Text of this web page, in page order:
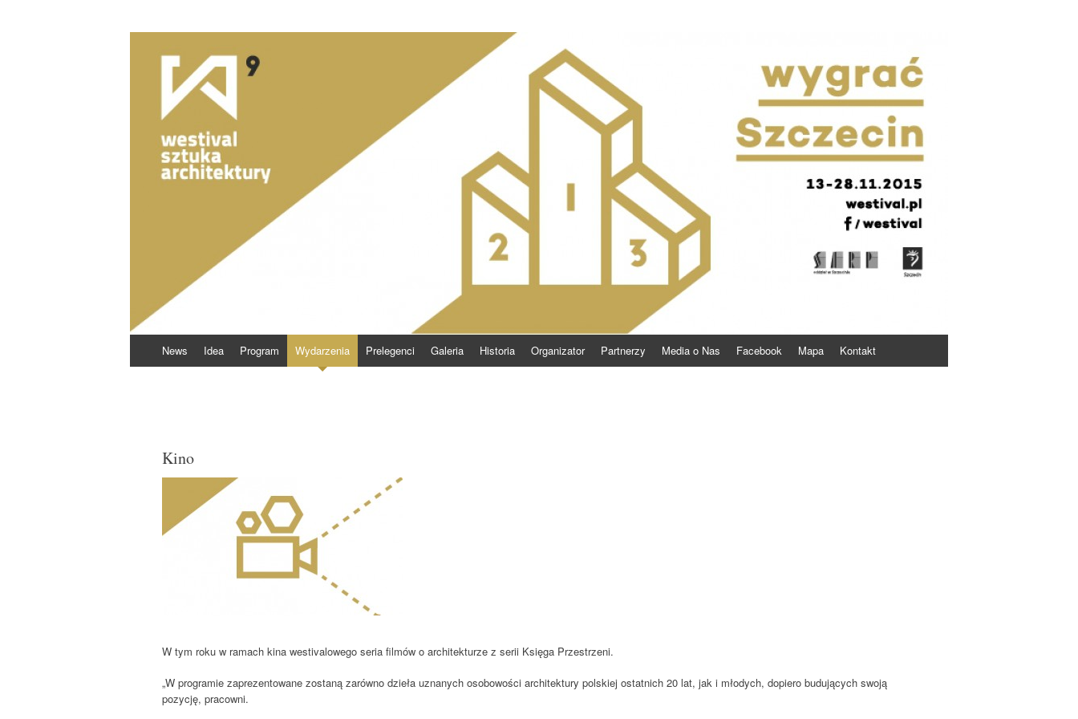
Skocz
do
News Idea Program Wydarzenia Prelegenci Galeria Historia Organizator Partnerzy Media o Nas Facebook Mapa Kontakt
Kino
W tym roku w ramach kina westivalowego seria filmów o architekturze z serii Księga Przestrzeni.
„W programie zaprezentowane zostaną zarówno dzieła uznanych osobowości architektury polskiej ostatnich 20 lat, jak i młodych, dopiero budujących swoją
pozycję, pracowni.